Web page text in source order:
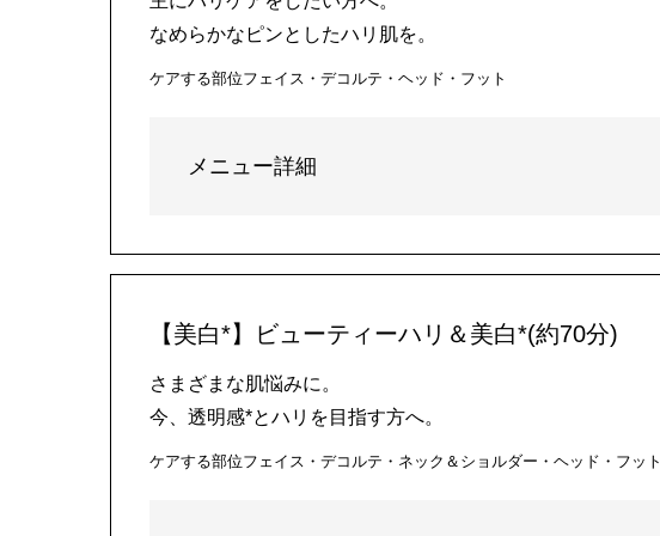
なめらかなピンとしたハリ肌を。
ケアする部位フェイス・デコルテ・ヘッド・フット
メニュー詳細
【美白*】ビューティーハリ＆美白*(約70分)
さまざまな肌悩みに。
今、透明感*とハリを目指す方へ。
ケアする部位フェイス・デコルテ・ネック＆ショルダー・ヘッド・フット